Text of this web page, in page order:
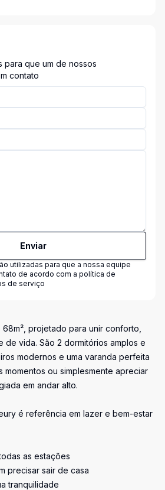
para que um de nossos
contato
Enviar
utilizadas para que a nossa equipe
de acordo com a política de
de serviço
projetado para unir conforto,
de vida. São 2 dormitórios amplos e
modernos e uma varanda perfeita
momentos ou simplesmente apreciar
em andar alto.
é referência em lazer e bem-estar
as estações
precisar sair de casa
tranquilidade